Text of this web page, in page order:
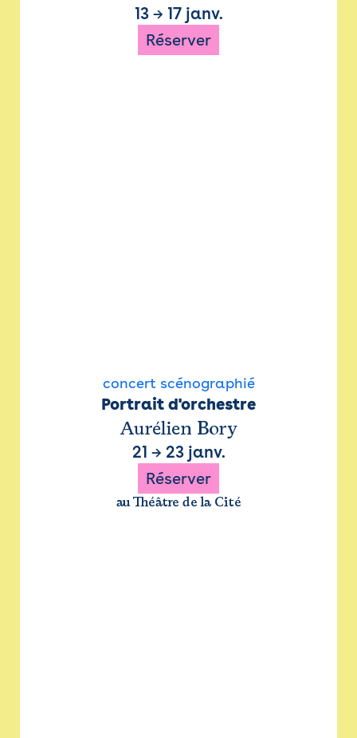
13→ 17 janv.
Réserver
concert scénographié
Portrait d'orchestre
Aurélien Bory
21 → 23 janv.
Réserver
au Théâtre de la Cité